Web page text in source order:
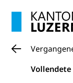
Vollendete